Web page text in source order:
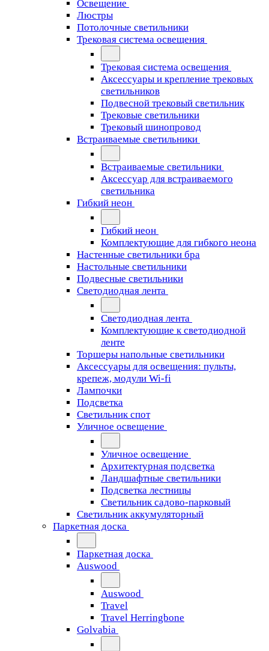
Освещение
Люстры
Потолочные светильники
Трековая система освещения
Трековая система освещения
Аксессуары и крепление трековых
светильников
Подвесной трековый светильник
Трековые светильники
Трековый шинопровод
Встраиваемые светильники
Встраиваемые светильники
Аксессуар для встраиваемого
светильника
Гибкий неон
Гибкий неон
Комплектующие для гибкого неона
Настенные светильники бра
Настольные светильники
Подвесные светильники
Светодиодная лента
Светодиодная лента
Комплектующие к светодиодной
ленте
Торшеры напольные светильники
Аксессуары для освещения: пульты,
крепеж, модули Wi-fi
Лампочки
Подсветка
Светильник спот
Уличное освещение
Уличное освещение
Архитектурная подсветка
Ландшафтные светильники
Подсветка лестницы
Светильник садово-парковый
Светильник аккумуляторный
Паркетная доска
Паркетная доска
Auswood
Auswood
Travel
Travel Herringbone
Golvabia